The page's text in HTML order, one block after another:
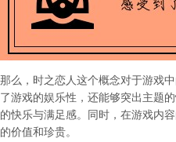
那么，时之恋人这个概念对于游戏
了游戏的娱乐性，还能够突出主题
的快乐与满足感。同时，在游戏内
的价值和珍贵。